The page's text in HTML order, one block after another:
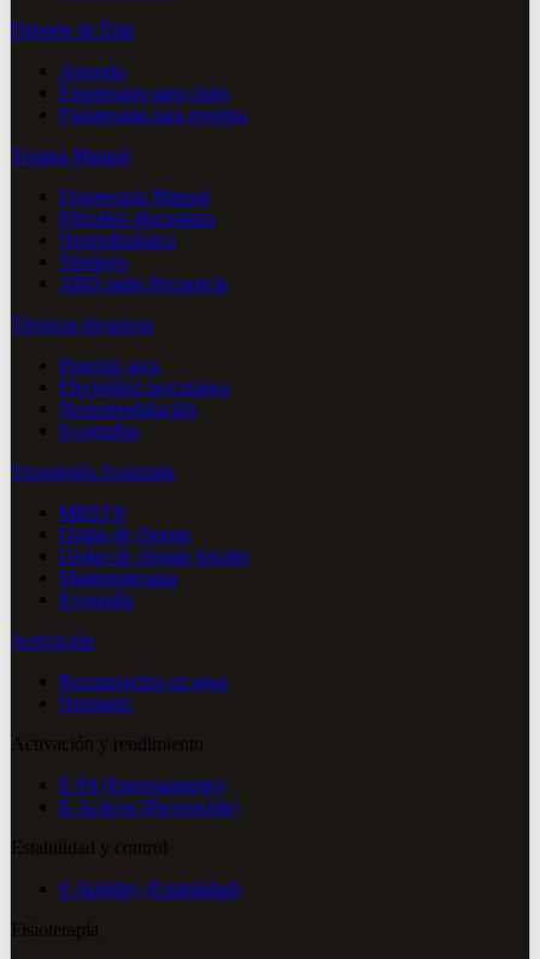
Deporte de Élite
Asesoría
Fisioterapia para clubs
Fisioterapia para eventos
Terapia Manual
Fisioterapia Manual
Fibrolisis diacutánea
Neurodinámica
Vendajes
ABD radio frecuencia
Técnicas Invasivas
Punción seca
Electrólisis percutánea
Neuromodulación
Ecografías
Tecnología Avanzada
MBST®
Ondas de choque
Ondas de choque focales
Magnetoterapia
Ecografía
Activación
Recuperación en agua
Normatec
Activación y rendimiento
E-Fit (Entrenamiento)
E-Activos (Prevención)
Estabilidad y control
E-Stability (Estabilidad)
Fisioterapia